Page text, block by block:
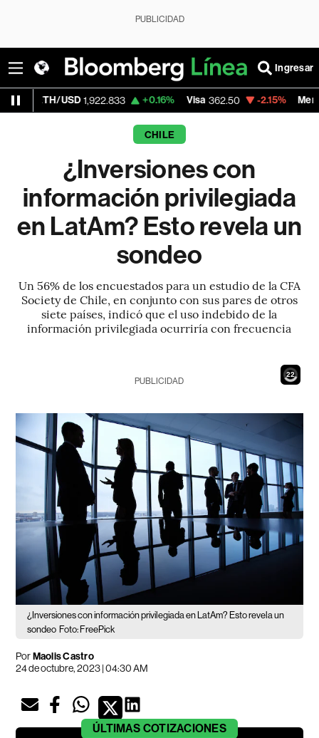
PUBLICIDAD
Ingresar
1,922.833 +0.16% Visa 362.50 -2.15% MercadoLibre
CHILE
¿Inversiones con
información privilegiada
en LatAm? Esto revela un
sondeo
Un 56% de los encuestados para un estudio de la CFA
Society de Chile, en conjunto con sus pares de otros
siete países, indicó que el uso indebido de la
información privilegiada ocurriría con frecuencia
20
PUBLICIDAD
¿Inversiones con información privilegiada en LatAm? Esto revela un
sondeo Foto: FreePick
PorMaolis Castro
24 de octubre, 2023 | 04:30 AM
ÚLTIMAS COTIZACIONES